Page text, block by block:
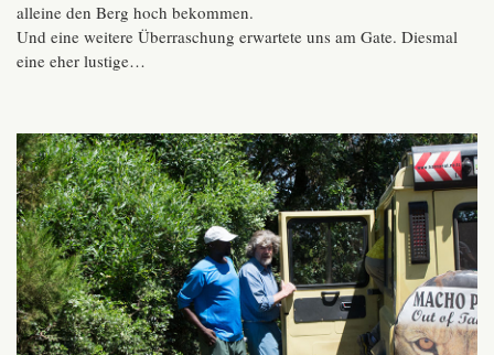
alleine den Berg hoch bekommen.
Und eine weitere Überraschung erwartete uns am Gate. Diesmal
eine eher lustige…